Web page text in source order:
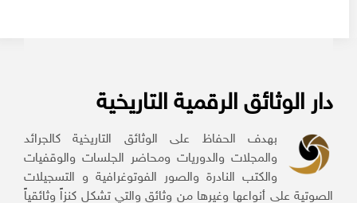
دار الوثائق الرقمية التاريخية
بهدف الحفاظ على الوثائق التاريخية كالجرائد
والمجلات والدوريات ومحاضر الجلسات والوقفيات
والكتب النادرة والصور الفوتوغرافية و التسجيلات
الصوتية على أنواعها وغيرها من وثائق والتي تشكل كنزاً وثائقياً